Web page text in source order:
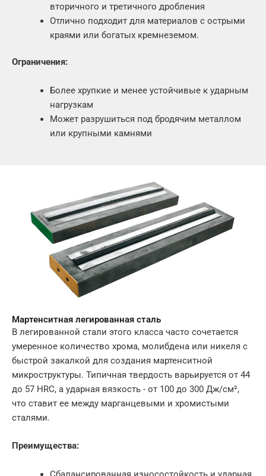
вторичного и третичного дробления
Отлично подходит для материалов с острыми
краями или богатых кремнеземом.
Ограничения:
Более хрупкие и менее устойчивые к ударным
нагрузкам
Может разрушиться под бродячим металлом
или крупными камнями
Мартенситная легированная сталь
В легированной стали этого класса часто сочетается
умеренное количество хрома, молибдена или никеля с
быстрой закалкой для создания мартенситной
микроструктуры. Типичная твердость варьируется от 44
до 57 HRC, а ударная вязкость - от 100 до 300 Дж/см²,
что ставит ее между марганцевыми и хромистыми
сталями.
Преимущества: